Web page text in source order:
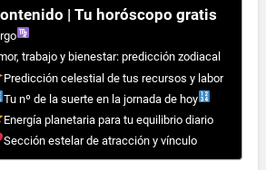
| Tu horóscopo gratis
trabajo y bienestar: predicción zodiacal
Predicción celestial de tus recursos y labor
Tu nº de la suerte en la jornada de hoy
Energía planetaria para tu equilibrio diario
Sección estelar de atracción y vínculo